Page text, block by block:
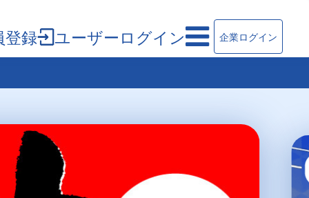
登録 ユーザーログイン 企業ログイン